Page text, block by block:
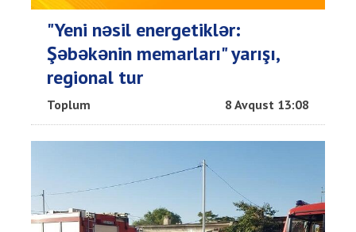
"Yeni nəsil energetiklər:
Şəbəkənin memarları" yarışı,
regional tur
Toplum 8 Avqust 13:08